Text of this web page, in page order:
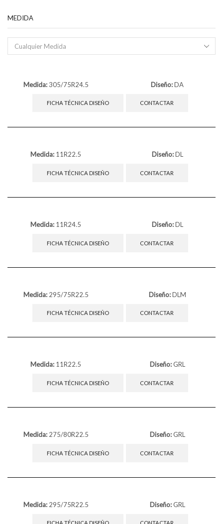
MEDIDA
Cualquier Medida
Medida: 305/75R24.5 Diseño:DA
FICHA TÉCNICA DISEÑO CONTACTAR
Medida: 11R22.5 Diseño:DL
FICHA TÉCNICA DISEÑO CONTACTAR
Medida: 11R24.5 Diseño:DL
FICHA TÉCNICA DISEÑO CONTACTAR
Medida: 295/75R22.5 Diseño:DLM
FICHA TÉCNICA DISEÑO CONTACTAR
Medida: 11R22.5 Diseño:GRL
FICHA TÉCNICA DISEÑO CONTACTAR
Medida: 275/80R22.5 Diseño:GRL
FICHA TÉCNICA DISEÑO CONTACTAR
Medida: 295/75R22.5 Diseño:GRL